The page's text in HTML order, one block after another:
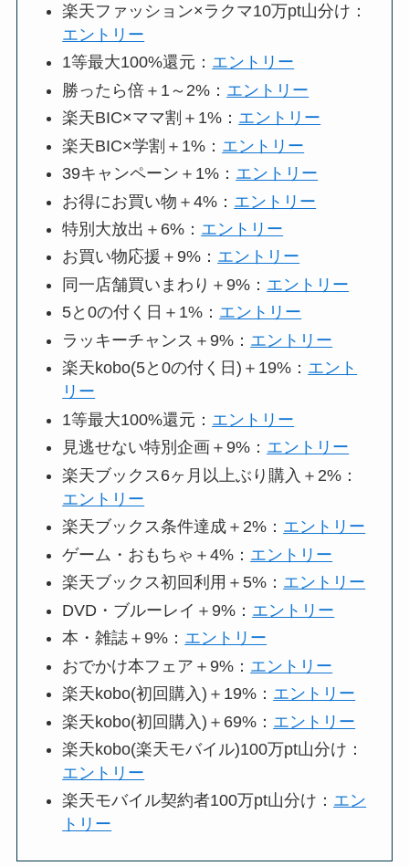
楽天ファッション×ラクマ10万pt山分け：
エントリー
1等最大100%還元： エントリー
勝ったら倍＋1～2%： エントリー
楽天BIC×ママ割＋1%： エントリー
楽天BIC×学割＋1%： エントリー
39キャンペーン＋1%： エントリー
お得にお買い物＋4%： エントリー
特別大放出＋6%： エントリー
お買い物応援＋9%： エントリー
同一店舗買いまわり＋9%： エントリー
5と0の付く日＋1%： エントリー
ラッキーチャンス＋9%： エントリー
楽天kobo(5と0の付く日)＋19%： エント
リー
1等最大100%還元： エントリー
見逃せない特別企画＋9%： エントリー
楽天ブックス6ヶ月以上ぶり購入＋2%：
エントリー
楽天ブックス条件達成＋2%： エントリー
ゲーム・おもちゃ＋4%： エントリー
楽天ブックス初回利用＋5%： エントリー
DVD・ブルーレイ＋9%： エントリー
本・雑誌＋9%： エントリー
おでかけ本フェア＋9%： エントリー
楽天kobo(初回購入)＋19%： エントリー
楽天kobo(初回購入)＋69%： エントリー
楽天kobo(楽天モバイル)100万pt山分け：
エントリー
楽天モバイル契約者100万pt山分け： エン
トリー